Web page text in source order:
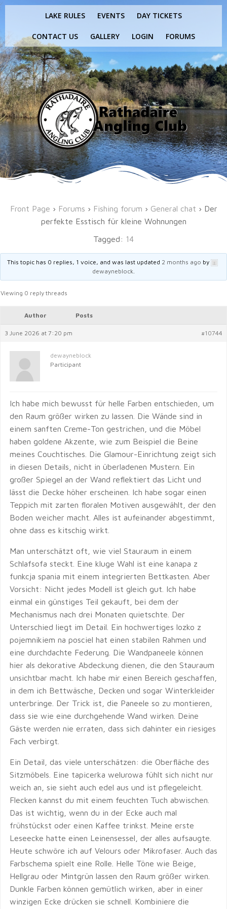
Skip
to
LAKE RULES EVENTS DAY TICKETS
CONTACT US GALLERY LOGIN FORUMS
Front Page › Forums › Fishing forum › General chat › Der
perfekte Esstisch für kleine Wohnungen
Tagged: 14
This topic has 0 replies, 1 voice, and was last updated 2 months ago by
dewayneblock
Viewing 0 reply threads
Author Posts
3 June 2026 at 7:20 pm #10744
dewayneblock
Participant
Ich habe mich bewusst für helle Farben entschieden, um
den Raum größer wirken zu lassen. Die Wände sind in
einem sanften Creme-Ton gestrichen, und die Möbel
haben goldene Akzente, wie zum Beispiel die Beine
meines Couchtisches. Die Glamour-Einrichtung zeigt sich
in diesen Details, nicht in überladenen Mustern. Ein
großer Spiegel an der Wand reflektiert das Licht und
lässt die Decke höher erscheinen. Ich habe sogar einen
Teppich mit zarten floralen Motiven ausgewählt, der den
Boden weicher macht. Alles ist aufeinander abgestimmt,
ohne dass es kitschig wirkt.
Man unterschätzt oft, wie viel Stauraum in einem
Schlafsofa steckt. Eine kluge Wahl ist eine kanapa z
funkcja spania mit einem integrierten Bettkasten. Aber
Vorsicht: Nicht jedes Modell ist gleich gut. Ich habe
einmal ein günstiges Teil gekauft, bei dem der
Mechanismus nach drei Monaten quietschte. Der
Unterschied liegt im Detail. Ein hochwertiges lozko z
pojemnikiem na posciel hat einen stabilen Rahmen und
eine durchdachte Federung. Die Wandpaneele können
hier als dekorative Abdeckung dienen, die den Stauraum
unsichtbar macht. Ich habe mir einen Bereich geschaffen,
in dem ich Bettwäsche, Decken und sogar Winterkleider
unterbringe. Der Trick ist, die Paneele so zu montieren,
dass sie wie eine durchgehende Wand wirken. Deine
Gäste werden nie erraten, dass sich dahinter ein riesiges
Fach verbirgt.
Ein Detail, das viele unterschätzen: die Oberfläche des
Sitzmöbels. Eine tapicerka welurowa fühlt sich nicht nur
weich an, sie sieht auch edel aus und ist pflegeleicht.
Flecken kannst du mit einem feuchten Tuch abwischen.
Das ist wichtig, wenn du in der Ecke auch mal
frühstückst oder einen Kaffee trinkst. Meine erste
Leseecke hatte einen Leinensessel, der alles aufsaugte.
Heute schwöre ich auf Velours oder Mikrofaser. Auch das
Farbschema spielt eine Rolle. Helle Töne wie Beige,
Hellgrau oder Mintgrün lassen den Raum größer wirken.
Dunkle Farben können gemütlich wirken, aber in einer
winzigen Ecke drücken sie schnell. Kombiniere die